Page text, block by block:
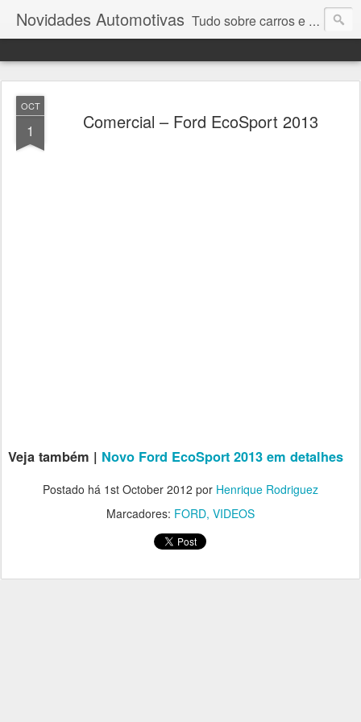
Novidades Automotivas Tudo sobre carros e motores
OCT
1 Comercial – Ford EcoSport 2013
Veja também | Novo Ford EcoSport 2013 em detalhes
Postado há 1st October 2012 por Henrique Rodriguez
Marcadores: FORD VIDEOS